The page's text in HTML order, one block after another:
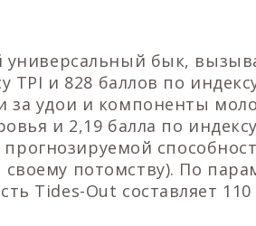
универсальный бык,
TPI и 828 баллов по
за удои и компоненты
и 2,19 балла по
потомству). По
Tides-Out составляет 110